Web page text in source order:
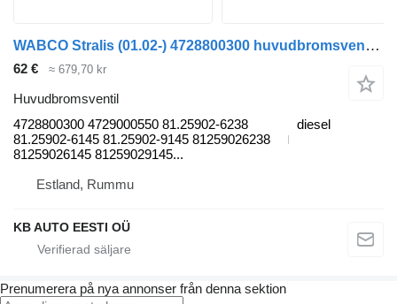
WABCO Stralis (01.02-) 4728800300 huvudbromsventil till IVECO Stralis, Trakker (2002-) lastbil
62 € ≈ 679,70 kr
Huvudbromsventil
4728800300 4729000550 81.25902-6238
81.25902-6145 81.25902-9145 81259026238
81259026145 81259029145...
diesel
Estland, Rummu
KB AUTO EESTI OÜ
Prenumerera på nya annonser från denna sektion